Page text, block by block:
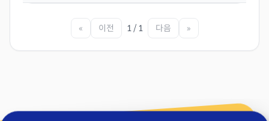
« 이전 1 / 1 다음 »